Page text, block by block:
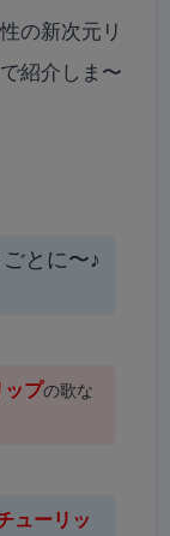
の新次元リ
紹介しま〜
とに〜♪
ップの歌な
ューリッ